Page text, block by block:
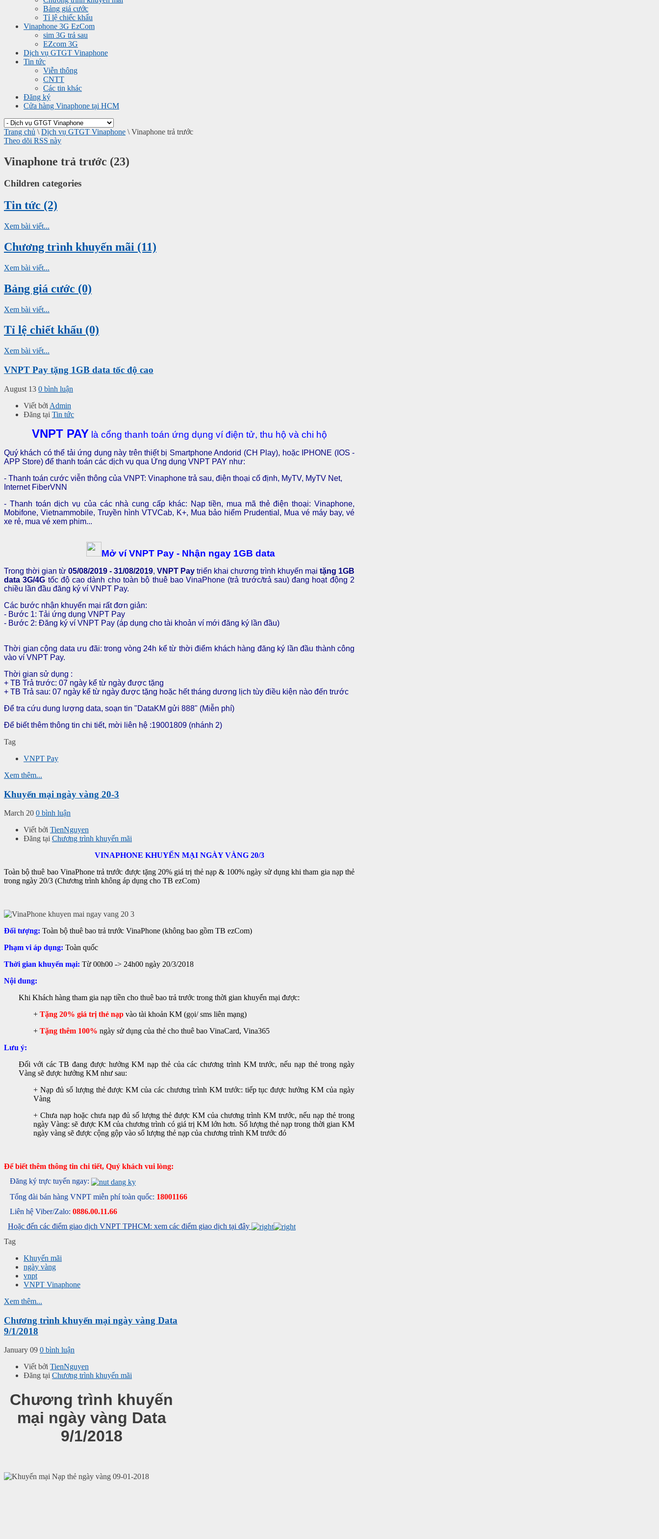
Bảng giá cước
Tỉ lệ chiếc khấu
Vinaphone 3G EzCom
sim 3G trả sau
EZcom 3G
Dịch vụ GTGT Vinaphone
Tin tức
Viễn thông
CNTT
Các tin khác
Đăng ký
Cửa hàng Vinaphone tại HCM
Trang chủ \ Dịch vụ GTGT Vinaphone \ Vinaphone trả trước
Theo dõi RSS này
Vinaphone trả trước (23)
Children categories
Tin tức (2)
Xem bài viết...
Chương trình khuyến mãi (11)
Xem bài viết...
Bảng giá cước (0)
Xem bài viết...
Tỉ lệ chiết khấu (0)
Xem bài viết...
VNPT Pay tặng 1GB data tốc độ cao
August 13 0 bình luận
Viết bởi Admin
Đăng tại Tin tức
VNPT PAY là cổng thanh toán ứng dụng ví điện tử, thu hộ và chi hộ
Quý khách có thể tải ứng dụng này trên thiết bị Smartphone Andorid (CH Play), hoặc IPHONE (IOS -
APP Store) để thanh toán các dịch vụ qua Ứng dụng VNPT PAY như:
- Thanh toán cước viễn thông của VNPT: Vinaphone trả sau, điện thoại cố định, MyTV, MyTV Net,
Internet FiberVNN
- Thanh toán dịch vụ của các nhà cung cấp khác: Nạp tiền, mua mã thẻ điện thoại: Vinaphone,
Mobifone, Vietnammobile, Truyền hình VTVCab, K+, Mua bảo hiểm Prudential, Mua vé máy bay, vé
xe rẻ, mua vé xem phim...
Mở ví VNPT Pay - Nhận ngay 1GB data
Trong thời gian từ 05/08/2019 - 31/08/2019, VNPT Pay triển khai chương trình khuyến mại tặng 1GB
data 3G/4G tốc độ cao dành cho toàn bộ thuê bao VinaPhone (trả trước/trả sau) đang hoạt động 2
chiều lần đầu đăng ký ví VNPT Pay.
Các bước nhận khuyến mại rất đơn giản:
- Bước 1: Tải ứng dụng VNPT Pay
- Bước 2: Đăng ký ví VNPT Pay (áp dụng cho tài khoản ví mới đăng ký lần đầu)
Thời gian cộng data ưu đãi: trong vòng 24h kể từ thời điểm khách hàng đăng ký lần đầu thành công
vào ví VNPT Pay.
Thời gian sử dụng :
+ TB Trả trước: 07 ngày kể từ ngày được tặng
+ TB Trả sau: 07 ngày kể từ ngày được tặng hoặc hết tháng dương lịch tùy điều kiện nào đến trước
Để tra cứu dung lượng data, soạn tin "DataKM gửi 888" (Miễn phí)
Để biết thêm thông tin chi tiết, mời liên hệ :19001809 (nhánh 2)
Tag
VNPT Pay
Xem thêm...
Khuyến mại ngày vàng 20-3
March 20 0 bình luận
Viết bởi TienNguyen
Đăng tại Chương trình khuyến mãi
VINAPHONE KHUYẾN MẠI NGÀY VÀNG 20/3
Toàn bộ thuê bao VinaPhone trả trước được tặng 20% giá trị thẻ nạp & 100% ngày sử dụng khi tham gia nạp thẻ
trong ngày 20/3 (Chương trình không áp dụng cho TB ezCom)
Đối tượng: Toàn bộ thuê bao trả trước VinaPhone (không bao gồm TB ezCom)
Phạm vi áp dụng: Toàn quốc
Thời gian khuyến mại: Từ 00h00 -> 24h00 ngày 20/3/2018
Nội dung:
Khi Khách hàng tham gia nạp tiền cho thuê bao trả trước trong thời gian khuyến mại được:
+ Tặng 20% giá trị thẻ nạp vào tài khoản KM (gọi/ sms liên mạng)
+ Tặng thêm 100% ngày sử dụng của thẻ cho thuê bao VinaCard, Vina365
Lưu ý:
Đối với các TB đang được hưởng KM nạp thẻ của các chương trình KM trước, nếu nạp thẻ trong ngày
Vàng sẽ được hưởng KM như sau:
+ Nạp đủ số lượng thẻ được KM của các chương trình KM trước: tiếp tục được hưởng KM của ngày
Vàng
+ Chưa nạp hoặc chưa nạp đủ số lượng thẻ được KM của chương trình KM trước, nếu nạp thẻ trong
ngày Vàng: sẽ được KM của chương trình có giá trị KM lớn hơn. Số lượng thẻ nạp trong thời gian KM
ngày vàng sẽ được cộng gộp vào số lượng thẻ nạp của chương trình KM trước đó
Để biết thêm thông tin chi tiết, Quý khách vui lòng:
Đăng ký trực tuyến ngay:
Tổng đài bán hàng VNPT miễn phí toàn quốc: 18001166
Liên hệ Viber/Zalo: 0886.00.11.66
Hoặc đến các điểm giao dịch VNPT TPHCM: xem các điểm giao dịch tại đây
Tag
Khuyến mãi
ngày vàng
vnpt
VNPT Vinaphone
Xem thêm...
Chương trình khuyến mại ngày vàng Data
9/1/2018
January 09 0 bình luận
Viết bởi TienNguyen
Đăng tại Chương trình khuyến mãi
Chương trình khuyến
mại ngày vàng Data
9/1/2018